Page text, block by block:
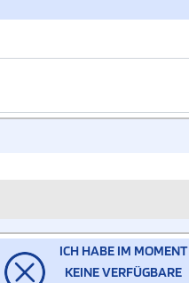
ICH HABE IM MOMENT
KEINE VERFÜGBARE